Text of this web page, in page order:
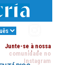
Junte-se à nossa
comunidade no
Instagram